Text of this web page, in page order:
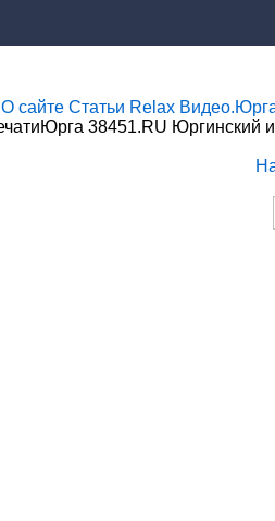
О сайте Статьи Relax
Юрга 38451.RU Юргинский